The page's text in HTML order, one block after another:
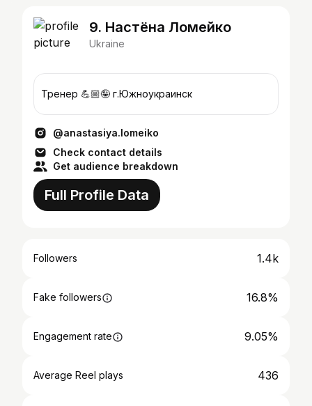
9. Настёна Ломейко
Ukraine
Тренер 💪🏼🤪 г.Южноукраинск
@anastasiya.lomeiko
Check contact details
Get audience breakdown
Full Profile Data
Followers 1.4k
Fake followers 16.8%
Engagement rate 9.05%
Average Reel plays 436